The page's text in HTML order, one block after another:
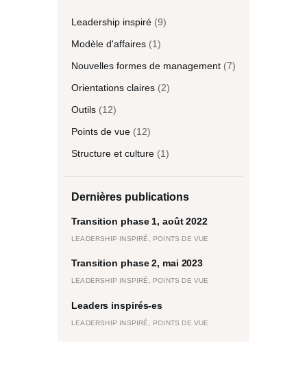
Leadership inspiré (9)
Modèle d'affaires (1)
Nouvelles formes de management (7)
Orientations claires (2)
Outils (12)
Points de vue (12)
Structure et culture (1)
Dernières publications
Transition phase 1, août 2022
LEADERSHIP INSPIRÉ, POINTS DE VUE
Transition phase 2, mai 2023
LEADERSHIP INSPIRÉ, POINTS DE VUE
Leaders inspirés-es
LEADERSHIP INSPIRÉ, POINTS DE VUE